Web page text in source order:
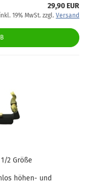
29,90 EUR
inkl. 19% MwSt. zzgl. Versand
2 Größe
höhen- und